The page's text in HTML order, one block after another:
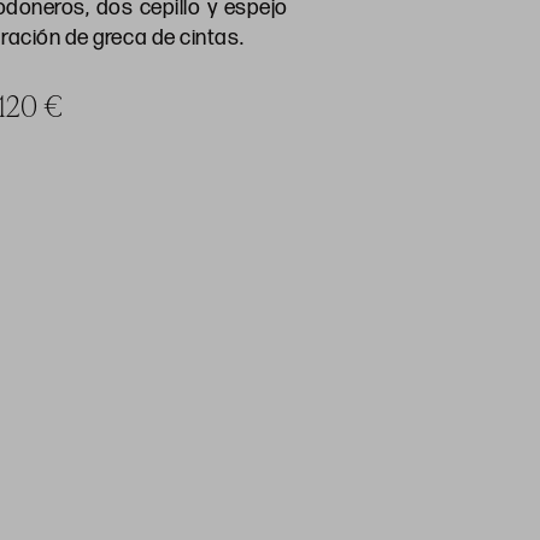
dos cepillo y espejo
de greca de cintas.
€